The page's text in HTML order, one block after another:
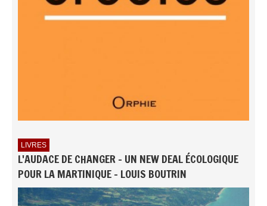
LIVRES
L'AUDACE DE CHANGER - UN NEW DEAL ÉCOLOGIQUE
POUR LA MARTINIQUE - LOUIS BOUTRIN